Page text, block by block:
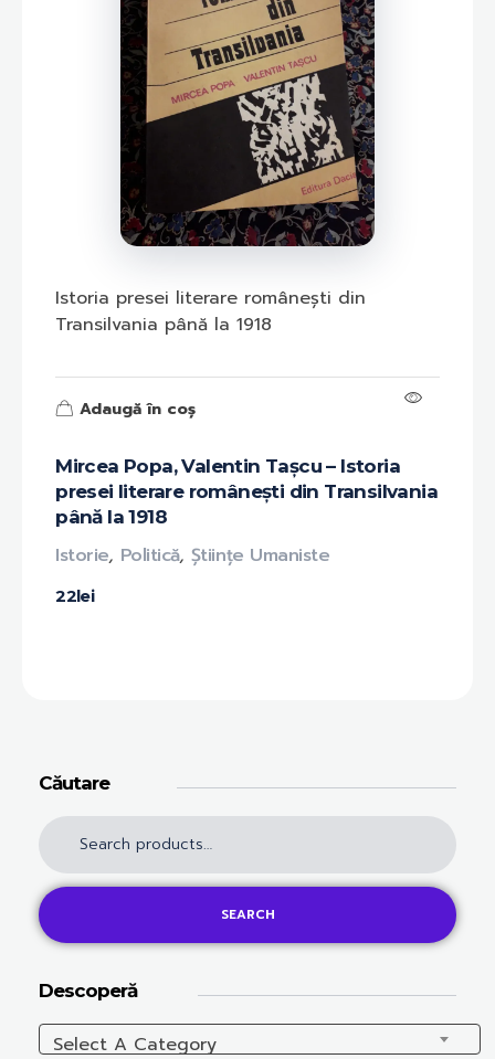
Mircea Popa, Valentin Tașcu – Istoria
presei literare românești din Transilvania
până la 1918
22lei
Istorie, Politică, Științe Umaniste
Istoria presei literare românești din
Transilvania până la 1918
Adaugă în coș
Căutare
SEARCH
Descoperă
Select A Category